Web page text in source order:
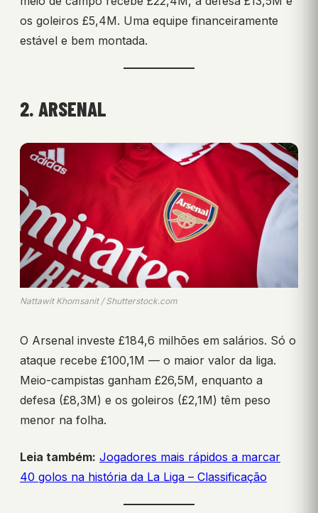
os goleiros £5,4M. Uma equipe financeiramente
estável e bem montada.
2. ARSENAL
Nattawit Khomsanit / Shutterstock.com
O Arsenal investe £184,6 milhões em salários. Só o
ataque recebe £100,1M — o maior valor da liga.
Meio-campistas ganham £26,5M, enquanto a
defesa (£8,3M) e os goleiros (£2,1M) têm peso
menor na folha.
Leia também: Jogadores mais rápidos a marcar
40 golos na história da La Liga – Classificação